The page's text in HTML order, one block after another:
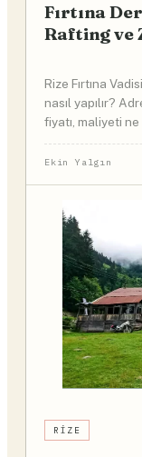
Fırtına
Rafting ve
Rize Fırtına
nasıl yapılır?
fiyatı, maliyeti
Ekin Yalgın
RIZE